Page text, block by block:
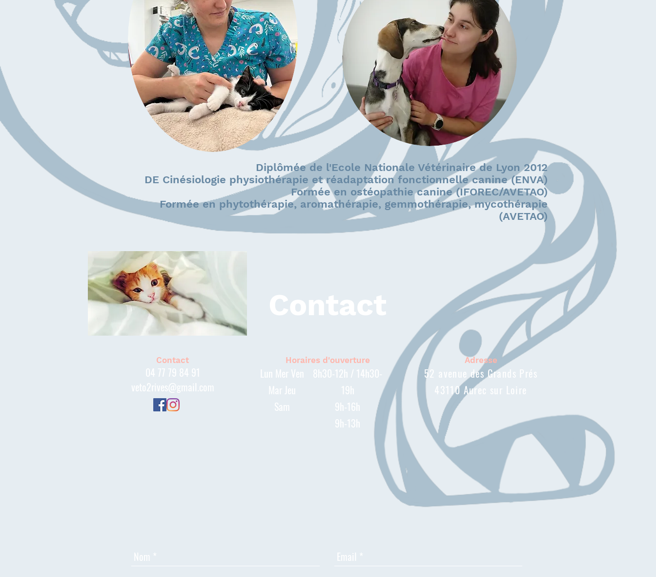
Diplômée de l'Ecole Nationale Vétérinaire de Lyon 2012
DE Cinésiologie physiothérapie et réadaptation fonctionnelle canine (ENVA)
Formée en ostéopathie canine (IFOREC/AVETAO)
Formée en phytothérapie, aromathérapie, gemmothérapie, mycothérapie
(AVETAO)
Contact
Contact
04 77 79 84 91
veto2rives@gmail.com
Horaires d'ouverture
Lun Mer Ven
Mar Jeu
Sam
8h30-12h / 14h30-
19h
9h-16h
9h-13h
Adresse
52 avenue des Grands Prés
43110 Aurec sur Loire